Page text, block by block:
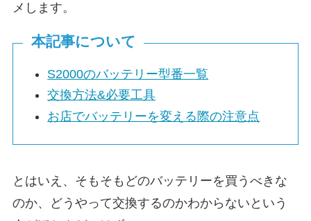
メします。
本記事について
S2000のバッテリー型番一覧
交換方法&必要工具
お店でバッテリーを変える際の注意点
とはいえ、そもそもどのバッテリーを買うべきな
のか、どうやって交換するのかわからないという